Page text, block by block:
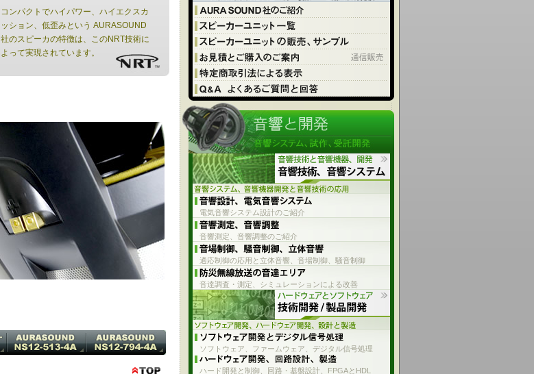
コンパクトでハイパワー、ハイエクスカ
ッション、低歪みという AURASOUND
社のスピーカの特徴は、このNRT技術に
よって実現されています。
電気音響システム設計のご紹介
音響測定、音響調整のご紹介
適応制御の応用と立体音響、音場制御、騒音制御
音達調査・測定、シミュレーションによる改善
ソフトウェア、ファームウェア、デジタル信号処理
ハード開発と制御、回路・基盤設計、FPGAとHDL